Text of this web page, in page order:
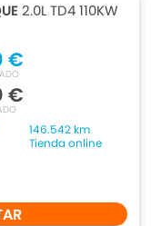
2.0L TD4 110KW
€
€
146.542 km
Tienda online